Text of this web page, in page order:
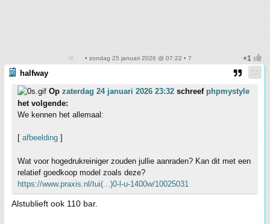
• zondag 25 januari 2026 @ 07:22 • 7
halfway
Op zaterdag 24 januari 2026 23:32 schreef phpmystyle
het volgende:
We kennen het allemaal:
[ afbeelding ]
Wat voor hogedrukreiniger zouden jullie aanraden? Kan dit met een
relatief goedkoop model zoals deze?
https://www.praxis.nl/tui(...)0-l-u-1400w/10025031
Alstublieft ook 110 bar.